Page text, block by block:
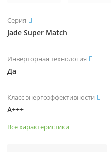
ЦЕНТРАЛЬНЫЕ
Серия
Jade Super Match
Инверторная технология
Да
Класс энергоэффективности
A+++
Все характеристики